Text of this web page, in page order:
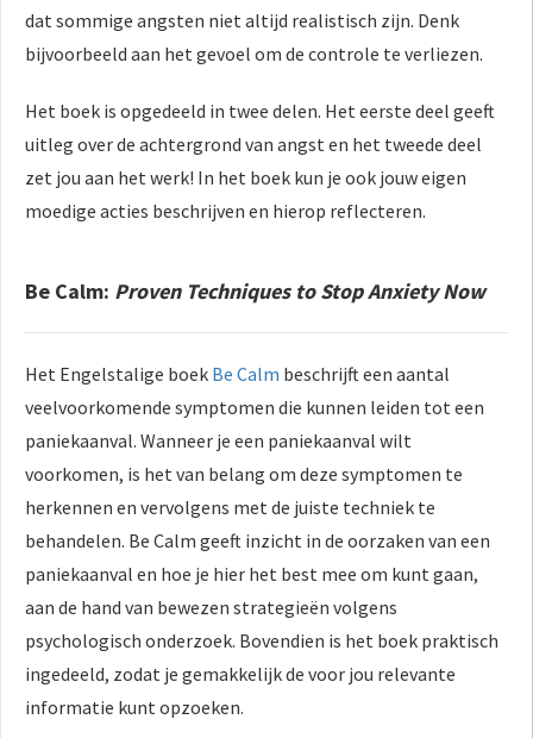
dat sommige angsten niet altijd realistisch zijn. Denk
bijvoorbeeld aan het gevoel om de controle te verliezen.
Het boek is opgedeeld in twee delen. Het eerste deel geeft
uitleg over de achtergrond van angst en het tweede deel
zet jou aan het werk! In het boek kun je ook jouw eigen
moedige acties beschrijven en hierop reflecteren.
Be Calm: Proven Techniques to Stop Anxiety Now
Het Engelstalige boek Be Calm beschrijft een aantal
veelvoorkomende symptomen die kunnen leiden tot een
paniekaanval. Wanneer je een paniekaanval wilt
voorkomen, is het van belang om deze symptomen te
herkennen en vervolgens met de juiste techniek te
behandelen. Be Calm geeft inzicht in de oorzaken van een
paniekaanval en hoe je hier het best mee om kunt gaan,
aan de hand van bewezen strategieën volgens
psychologisch onderzoek. Bovendien is het boek praktisch
ingedeeld, zodat je gemakkelijk de voor jou relevante
informatie kunt opzoeken.